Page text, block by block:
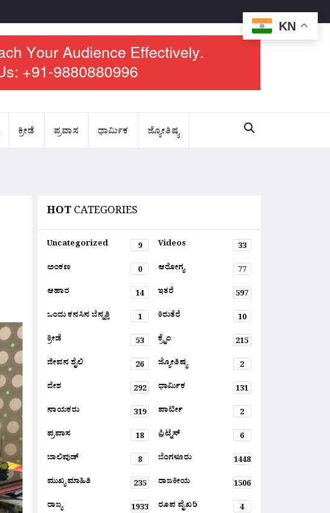
ಕ್ರೀಡೆ ಪ್ರವಾಸ ಧಾರ್ಮಿಕ ಜ್ಯೋತಿಷ್ಯ
HOTCATEGORIES
Uncategorized 9 Videos
33
ಅಂಕಣ
0 ಆರೋಗ್ಯ
77
ಆಹಾರ
14 ಇತರೆ
597
ಒಂದು ಕನಸಿನ ಬೆನ್ನತ್ತಿ
1 ಕಿರುತೆರೆ
10
ಕ್ರೀಡೆ
53 ಕ್ರೈಂ
215
ಜೀವನ ಶೈಲಿ
26 ಜ್ಯೋತಿಷ್ಯ
2
ದೇಶ
292 ಧಾರ್ಮಿಕ
131
ನಾಯಕರು
319 ಪಾರ್ಟೀ
2
ಪ್ರವಾಸ
18 ಫ಼ಿಟ್ನೆಸ್
6
ಬಾಲಿವುಡ್
8 ಬೆಂಗಳೂರು
1448
ಮುಖ್ಯ ಮಾಹಿತಿ
235 ರಾಜಕೀಯ
1506
ರಾಜ್ಯ
1933 ರೂಪ ವೈಖರಿ
4
KN